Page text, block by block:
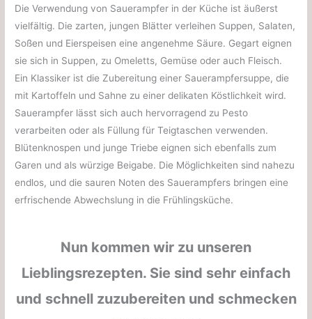
Die Verwendung von Sauerampfer in der Küche ist äußerst
vielfältig. Die zarten, jungen Blätter verleihen Suppen, Salaten,
Soßen und Eierspeisen eine angenehme Säure. Gegart eignen
sie sich in Suppen, zu Omeletts, Gemüse oder auch Fleisch.
Ein Klassiker ist die Zubereitung einer Sauerampfersuppe, die
mit Kartoffeln und Sahne zu einer delikaten Köstlichkeit wird.
Sauerampfer lässt sich auch hervorragend zu Pesto
verarbeiten oder als Füllung für Teigtaschen verwenden.
Blütenknospen und junge Triebe eignen sich ebenfalls zum
Garen und als würzige Beigabe. Die Möglichkeiten sind nahezu
endlos, und die sauren Noten des Sauerampfers bringen eine
erfrischende Abwechslung in die Frühlingsküche.
Nun kommen wir zu unseren
Lieblingsrezepten. Sie sind sehr einfach
und schnell zuzubereiten und schmecken